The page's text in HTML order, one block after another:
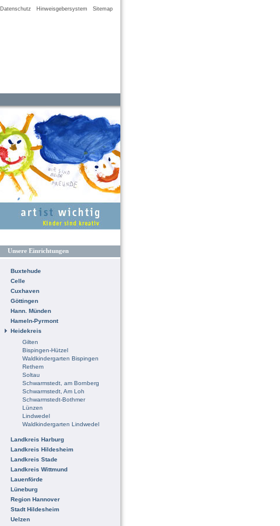
Datenschutz Hinweisgebersystem Sitemap
Unsere Einrichtungen
Buxtehude
Celle
Cuxhaven
Göttingen
Hann. Münden
Hameln-Pyrmont
Heidekreis
Gilten
Bispingen-Hützel
Waldkindergarten Bispingen
Rethem
Soltau
Schwarmstedt, am Bornberg
Schwarmstedt, Am Loh
Schwarmstedt-Bothmer
Lünzen
Lindwedel
Waldkindergarten Lindwedel
Landkreis Harburg
Landkreis Hildesheim
Landkreis Stade
Landkreis Wittmund
Lauenförde
Lüneburg
Region Hannover
Stadt Hildesheim
Uelzen